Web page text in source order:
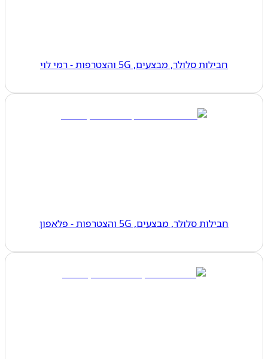
חבילות סלולר, מבצעים, 5G והצטרפות - רמי לוי
חבילות סלולר, מבצעים, 5G והצטרפות - פלאפון